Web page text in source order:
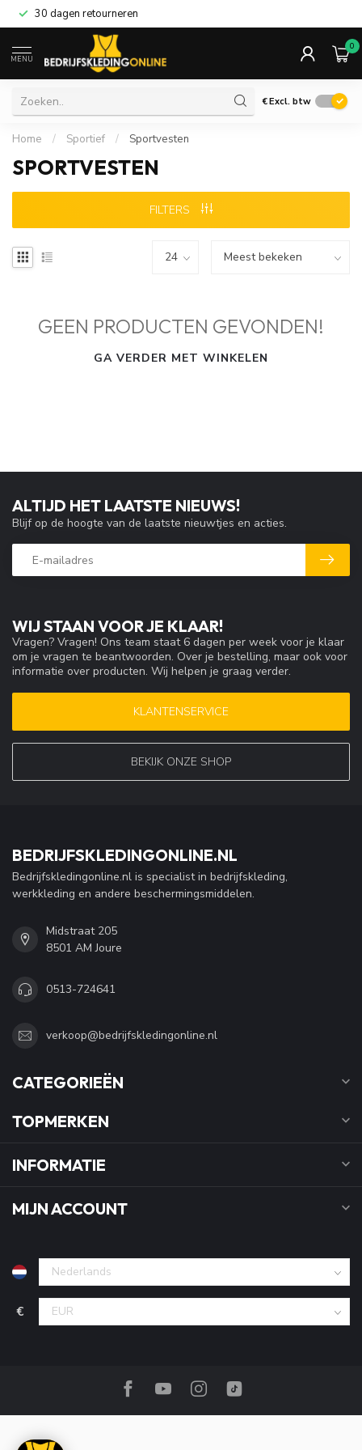
30 dagen retourneren
MENU
0
€Excl. btw
Home / Sportief / Sportvesten
SPORTVESTEN
FILTERS
GEEN PRODUCTEN GEVONDEN!
GA VERDER MET WINKELEN
WIJ STAAN VOOR JE KLAAR!
Vragen? Vragen! Ons team staat 6 dagen per week voor je klaar
om je vragen te beantwoorden. Over je bestelling, maar ook voor
informatie over producten. Wij helpen je graag verder.
KLANTENSERVICE
BEKIJK ONZE SHOP
ALTIJD HET LAATSTE NIEUWS!
Blijf op de hoogte van de laatste nieuwtjes en acties.
BEDRIJFSKLEDINGONLINE.NL
Bedrijfskledingonline.nl is specialist in bedrijfskleding,
werkkleding en andere beschermingsmiddelen.
Midstraat 205
8501 AM Joure
0513-724641
verkoop@bedrijfskledingonline.nl
CATEGORIEËN
TOPMERKEN
INFORMATIE
MIJN ACCOUNT
€